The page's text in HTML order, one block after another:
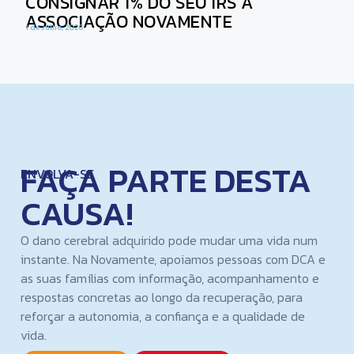
ASSOCIAÇÃO NOVAMENTE
1 de Julho, 2026
ENVOLVA-SE
FAÇA PARTE DESTA
CAUSA!
O dano cerebral adquirido pode mudar uma vida num
instante. Na Novamente, apoiamos pessoas com DCA e
as suas famílias com informação, acompanhamento e
respostas concretas ao longo da recuperação, para
reforçar a autonomia, a confiança e a qualidade de
vida.